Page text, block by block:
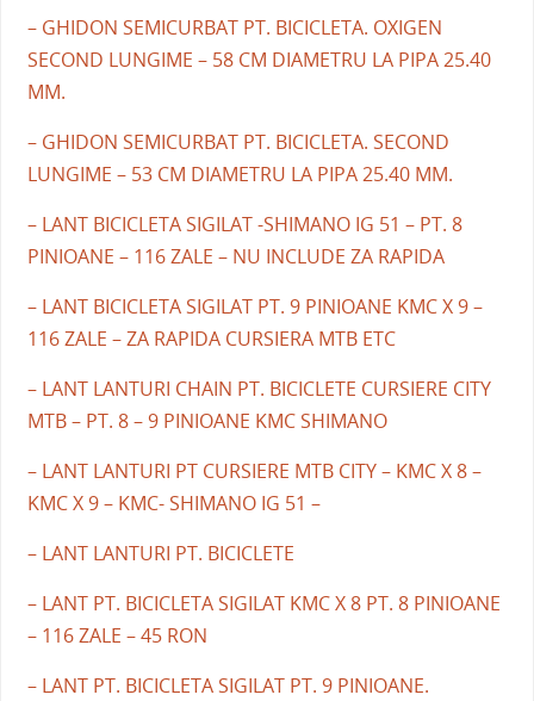
– GHIDON SEMICURBAT PT. BICICLETA. OXIGEN
SECOND LUNGIME – 58 CM DIAMETRU LA PIPA 25.40
MM.
– GHIDON SEMICURBAT PT. BICICLETA. SECOND
LUNGIME – 53 CM DIAMETRU LA PIPA 25.40 MM.
– LANT BICICLETA SIGILAT -SHIMANO IG 51 – PT. 8
PINIOANE – 116 ZALE – NU INCLUDE ZA RAPIDA
– LANT BICICLETA SIGILAT PT. 9 PINIOANE KMC X 9 –
116 ZALE – ZA RAPIDA CURSIERA MTB ETC
– LANT LANTURI CHAIN PT. BICICLETE CURSIERE CITY
MTB – PT. 8 – 9 PINIOANE KMC SHIMANO
– LANT LANTURI PT CURSIERE MTB CITY – KMC X 8 –
KMC X 9 – KMC- SHIMANO IG 51 –
– LANT LANTURI PT. BICICLETE
– LANT PT. BICICLETA SIGILAT KMC X 8 PT. 8 PINIOANE
– 116 ZALE – 45 RON
– LANT PT. BICICLETA SIGILAT PT. 9 PINIOANE.